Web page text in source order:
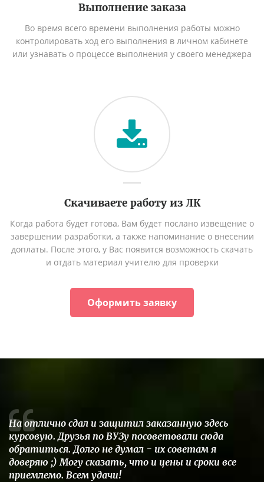
Выполнение заказа
Во время всего времени выполнения работы можно
контролировать ход его выполнения в личном кабинете
или узнавать о процессе выполнения у своего менеджера
Скачиваете работу из ЛК
Когда работа будет готова, Вам будет послано извещение о
завершении разработки, а также напоминание о внесении
доплаты. После этого, у Вас появится возможность скачать
и отдать материал учителю для проверки
Оформить заявку
На отлично сдал и защитил заказанную здесь
курсовую. Друзья по ВУЗу посоветовали сюда
обратиться. Долго не думал - их советам я
доверяю ;) Могу сказать, что и цены и сроки все
приемлемо. Всем удачи!